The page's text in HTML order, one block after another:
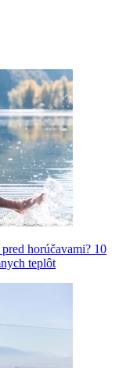
horúčavami? 10
teplôt